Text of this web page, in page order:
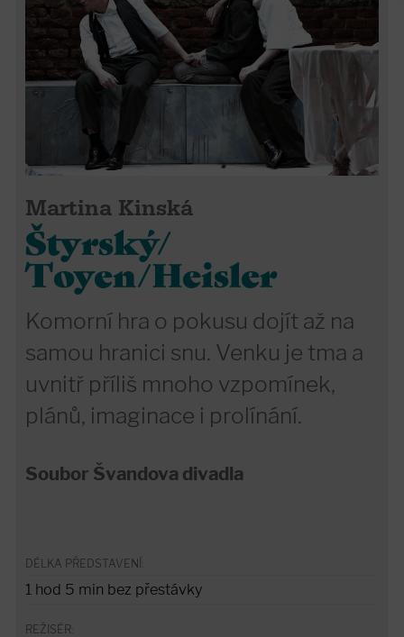
Martina Kinská
Štyrský/
Toyen/Heisler
Komorní hra o pokusu dojít až na
samou hranici snu. Venku je tma a
uvnitř příliš mnoho vzpomínek,
plánů, imaginace i prolínání.
Soubor Švandova divadla
DÉLKA PŘEDSTAVENÍ:
1 hod 5 min bez přestávky
REŽISÉR: